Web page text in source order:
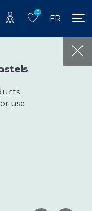
0
FR
use